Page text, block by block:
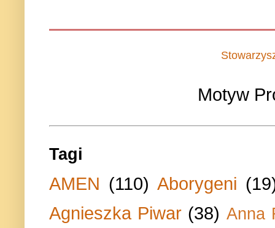
Motyw
Tagi
AMEN (110) Aborygeni
Agnieszka Piwar (38) Anna